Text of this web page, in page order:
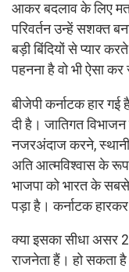
आकर बदलाव के लिए
परिवर्तन उन्हें सशक्त
बड़ी बिंदियों से प्यार
पहनना है वो भी ऐसा
बीजेपी कर्नाटक हार
दी है। जातिगत
नजरअंदाज करने,
अति आत्मविश्वास के
भाजपा को भारत के सबसे
पड़ा है। कर्नाटक हारकर
क्या इसका सीधा असर
राजनेता हैं। हो सकता है